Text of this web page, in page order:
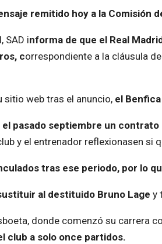
remitido hoy a la Comisión
SAD informa de que el Real
correspondiente a la cláusula
sitio web tras el anuncio, el
pasado septiembre un
y el entrenador reflexionasen si
tras ese periodo, por lo
al destituido Bruno Lage y
donde comenzó su carrera
club a solo once partidos.